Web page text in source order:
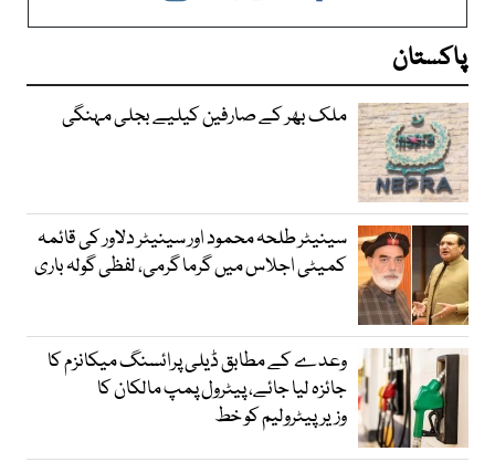
پاکستان
ملک بھر کے صارفین کیلیے بجلی مہنگی
سینیٹر طلحہ محمود اور سینیٹر دلاور کی قائمہ
کمیٹی اجلاس میں گرما گرمی، لفظی گولہ باری
وعدے کے مطابق ڈیلی پرائسنگ میکانزم کا
جائزہ لیا جائے، پیٹرول پمپ مالکان کا
وزیرپیٹرولیم کو خط